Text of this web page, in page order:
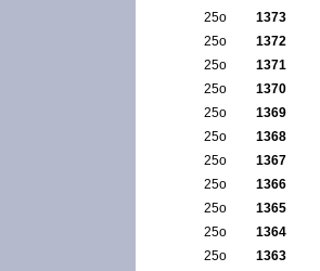
25ο
1373
25ο
1372
25ο
1371
25ο
1370
25ο
1369
25ο
1368
25ο
1367
25ο
1366
25ο
1365
25ο
1364
25ο
1363